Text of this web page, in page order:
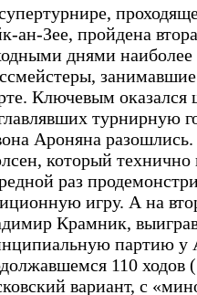
ан-Зее, пройдена
днями наиболее
Ключевым оказался
турнирную
Ароняна
который
раз
игру. А на
Крамник,
партию у
110
вариант, с